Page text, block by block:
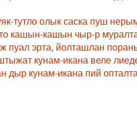
тутло олык саска пуш
кашын-кашын чыр-р
пуал эрта, йолташлан
кунам-икана веле
кунам-икана пий